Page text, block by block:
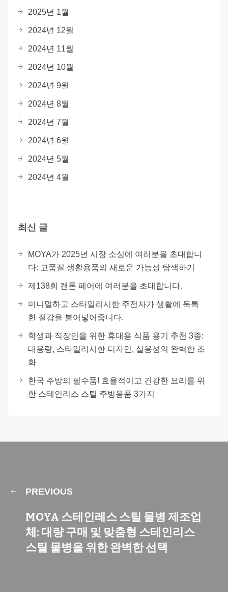
2025년 1월
2024년 12월
2024년 11월
2024년 10월
2024년 9월
2024년 8월
2024년 7월
2024년 6월
2024년 5월
2024년 4월
최신 글
MOYA가 2025년 시장 소싱에 여러분을 초대합니
다: 고품질 생활용품의 새로운 가능성 탐색하기
제138회 캔톤 페어에 여러분을 초대합니다.
미니멀하고 스타일리시한 주전자가 생활에 독특
한 질감을 불어넣어줍니다.
학생과 직장인을 위한 휴대용 식품 용기 추천 3종:
대용량, 스타일리시한 디자인, 실용성의 완벽한 조
화
한국 주방의 필수품! 효율적이고 건강한 요리를 위
한 스테인리스 스틸 주방용품 3가지
PREVIOUS
MOYA 스테인레스 스틸 물병 제조업
체: 대량 구매 및 맞춤형 스테인리스
스틸 물병을 위한 완벽한 선택